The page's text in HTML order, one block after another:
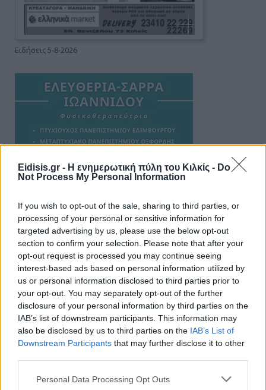
Eidisis.gr - Η ενημερωτική πύλη του Κιλκίς - Do
Not Process My Personal Information
If you wish to opt-out of the sale, sharing to third parties, or
processing of your personal or sensitive information for
targeted advertising by us, please use the below opt-out
section to confirm your selection. Please note that after your
opt-out request is processed you may continue seeing
interest-based ads based on personal information utilized by
us or personal information disclosed to third parties prior to
your opt-out. You may separately opt-out of the further
disclosure of your personal information by third parties on the
IAB’s list of downstream participants. This information may
also be disclosed by us to third parties on the IAB’s List of
Downstream Participants that may further disclose it to other
Personal Data Processing Opt Outs
Ειδήσεις 5-8-2026
ΑΠΟΨΕΙΣ
Εδώ Παππάς, εκεί Παππάς, που είναι
ο ΣΥΡΙΖΑ και οι Κιλκισιώτες
26-07-2026 - Κανένα σχόλιο